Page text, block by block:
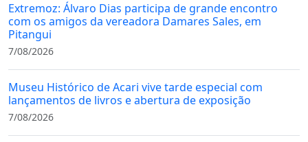
Extremoz: Álvaro Dias participa de grande encontro
com os amigos da vereadora Damares Sales, em
Pitangui
7/08/2026
Museu Histórico de Acari vive tarde especial com
lançamentos de livros e abertura de exposição
7/08/2026